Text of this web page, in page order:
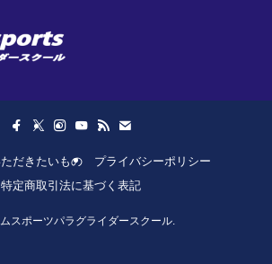
だきたいもの
プライバシーポリシー
特定商取引法に基づく表記
スポーツパラグライダースクール.